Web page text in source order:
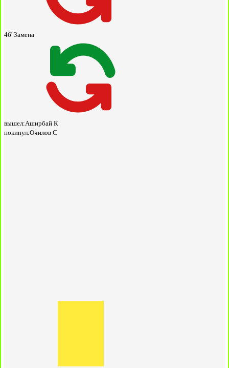
46' Замена
вышел:Аширбай К
покинул:Очилов С